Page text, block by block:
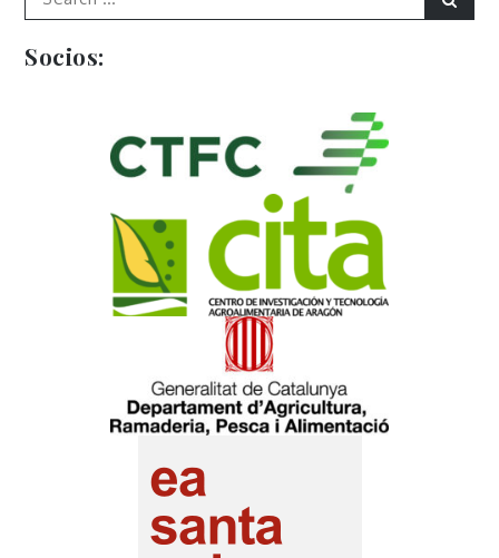
for:
Socios: